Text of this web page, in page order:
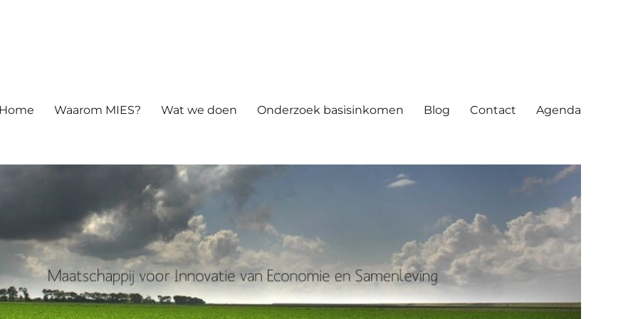
Home Waarom MIES? Wat we doen Onderzoek basisinkomen Blog Contact Agenda